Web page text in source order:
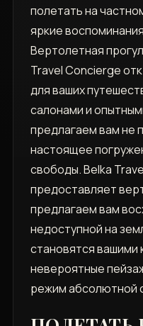
полетать на
яркие
Вертолетная
Travel Concierge
для ваших
салонами и
предлагаем вам не
настоящее
свободы. Belka
предоставляет
предлагаем вам
недоступной на
становятся
невероятные
режим абсолютной